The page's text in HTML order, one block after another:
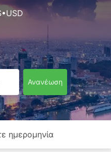
Ανανέωση
ημερομηνία